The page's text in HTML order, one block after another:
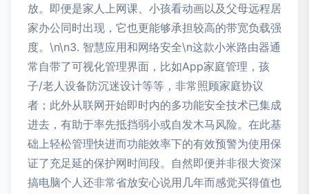
放。即便是家人上网课、小孩看动画以及父母远程居
家办公同时出现，它也更能够承担较高的带宽负载强
度。\n\n3. 智慧应用和网络安全\n这款小米路由器通
常自带了可视化管理界面，比如App家庭管理，孩
子/老人设备防沉迷设计等等，非常照顾家庭协议
者；此外从联网开始即时内的多功能安全技术已集成
进去，有助于率先抵挡弱小或自发木马风险。在此基
础上轻松管理快进而功能效率下的有效预警为使用保
证了充足延的保护网时间段。自然即便并非很大资深
搞电脑个人还非常省放安心说用几年而感觉买得值也